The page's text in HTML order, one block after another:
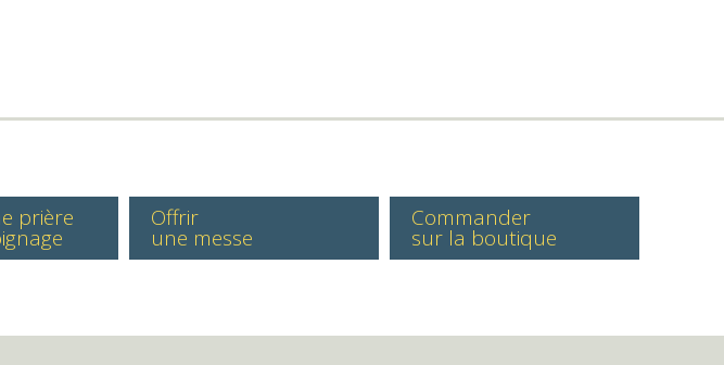
prière Offrir
une messe
Commander
sur la boutique